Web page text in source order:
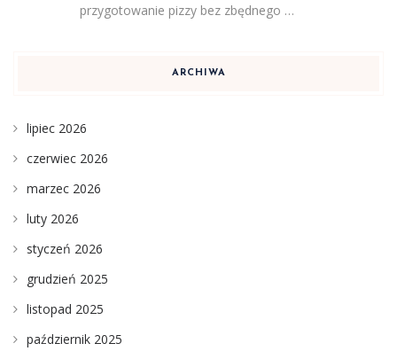
przygotowanie pizzy bez zbędnego …
ARCHIWA
lipiec 2026
czerwiec 2026
marzec 2026
luty 2026
styczeń 2026
grudzień 2025
listopad 2025
październik 2025